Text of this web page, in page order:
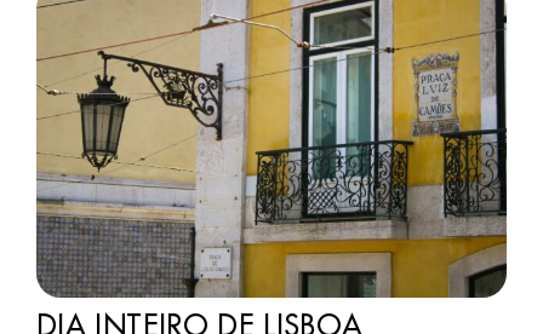
DIA INTEIRO DE LISBOA